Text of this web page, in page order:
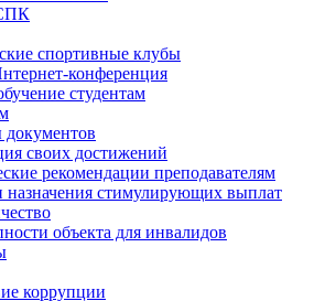
спортивные клубы
конференция
студентам
своих достижений
рекомендации преподавателям
назначения стимулирующих выплат
объекта для инвалидов
коррупции